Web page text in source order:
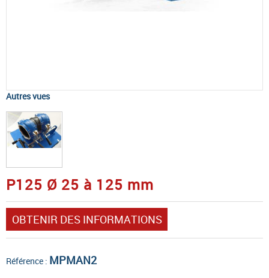
Autres vues
P125 Ø 25 à 125 mm
OBTENIR DES INFORMATIONS
Référence : MPMAN2